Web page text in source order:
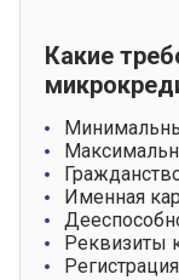
Какие
Именная
Реквизиты